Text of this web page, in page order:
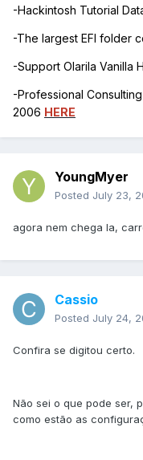
-Hackintosh Tutorial
-The largest EFI folder
-Support Olarila Vanilla
-Professional
2006 HERE
YoungMyer
Posted July 23,
agora nem chega la,
Cassio
Posted July 24,
Confira se digitou certo.
Não sei o que pode ser,
como estão as